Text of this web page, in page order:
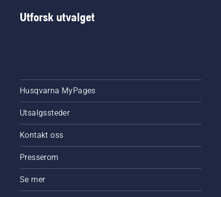
vedlikeholder
Utforsk utvalget
Husqvarna MyPages
Utsalgssteder
Kontakt oss
Presserom
Se mer